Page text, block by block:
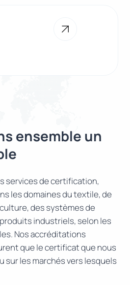
ensemble un
services de certification,
les domaines du textile, de
des systèmes de
industriels, selon les
Nos accréditations
que le certificat que nous
sur les marchés vers lesquels